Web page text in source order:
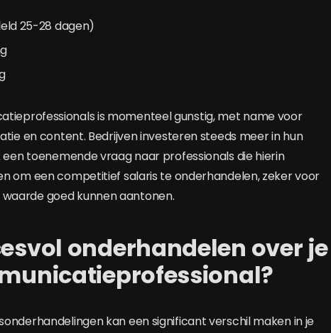
25-28 dagen)
is momenteel gunstig, met name voor
en content. Bedrijven investeren steeds meer in hun
toenemende vraag naar professionals die hierin
om een competitief salaris te onderhandelen, zeker voor
goed kunnen aantonen.
onderhandelen over je
kan een significant verschil maken in je